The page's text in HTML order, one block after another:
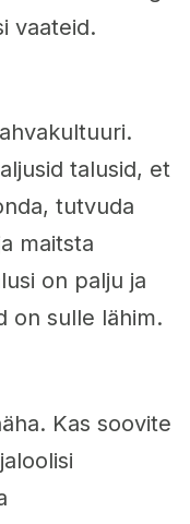
vaateid.
talusid, et
tutvuda
maitsta
on palju ja
on sulle lähim.
Kas soovite